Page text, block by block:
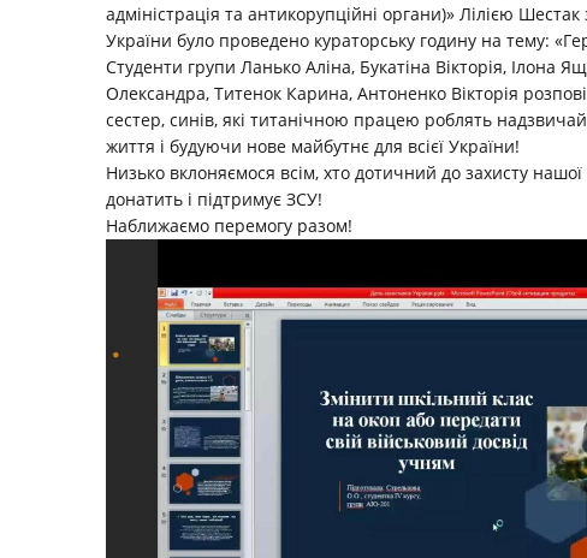
адміністрація та антикорупційні органи)» Лілією
України було проведено кураторську годину на тему:
Студенти групи Ланько Аліна, Букатіна Вікторія, Ілона
Олександра, Титенок Карина, Антоненко Вікторія
сестер, синів, які титанічною працею роблять
життя і будуючи нове майбутнє для всієї України!
Низько вклоняємося всім, хто дотичний до захисту
донатить і підтримує ЗСУ!
Наближаємо перемогу разом!